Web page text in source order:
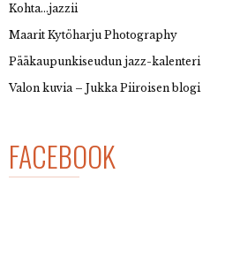
Kohta…jazzii
Maarit Kytöharju Photography
Pääkaupunkiseudun jazz-kalenteri
Valon kuvia – Jukka Piiroisen blogi
FACEBOOK